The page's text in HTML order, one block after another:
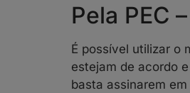
Pela PEC
É possível utilizar o
estejam de acordo
basta assinarem